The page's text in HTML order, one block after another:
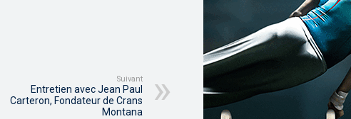
Suivant
Entretien avec Jean Paul
Carteron, Fondateur de Crans
Montana